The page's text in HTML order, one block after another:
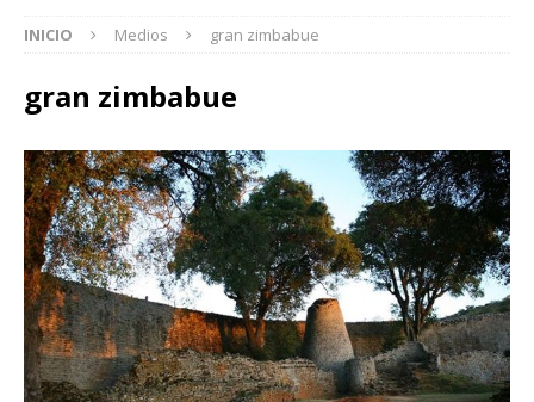
INICIO Medios gran zimbabue
gran zimbabue